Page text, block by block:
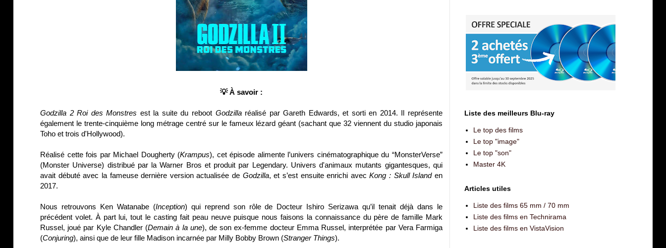
💡 À savoir :
Godzilla 2 Roi des Monstres est la suite du reboot Godzillaréalisé par Gareth Edwards, et sorti en 2014. Il représente
également le trente-cinquième long métrage centré sur le fameux lézard géant (sachant que 32 viennent du studio japonais
Toho et trois d'Hollywood).
Réalisé cette fois par Michael Dougherty (Krampus), cet épisode alimente l’univers cinématographique du “MonsterVerse”
(Monster Universe) distribué par la Warner Bros et produit par Legendary. Univers d'animaux mutants gigantesques, qui
avait débuté avec la fameuse dernière version actualisée de Godzilla, et s’est ensuite enrichi avecKong : Skull Islanden
2017.
Nous retrouvons Ken Watanabe (Inception) qui reprend son rôle de Docteur Ishiro Serizawa qu’il tenait déjà dans le
précédent volet. À part lui, tout le casting fait peau neuve puisque nous faisons la connaissance du père de famille Mark
Russel, joué par Kyle Chandler (Demain à la une), de son ex-femme docteur Emma Russel, interprétée par Vera Farmiga
(Conjuring), ainsi que de leur fille Madison incarnée par Milly Bobby Brown (Stranger Things).
Liste des meilleurs Blu-ray
Le top des films
Le top "image"
Le top "son"
Master 4K
Articles utiles
Liste des films 65 mm / 70 mm
Liste des films en Technirama
Liste des films en VistaVision